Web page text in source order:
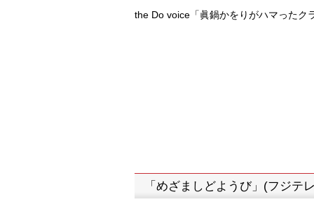
the Do voice「眞鍋かをりがハマったク
「めざましどようび」(フジテ